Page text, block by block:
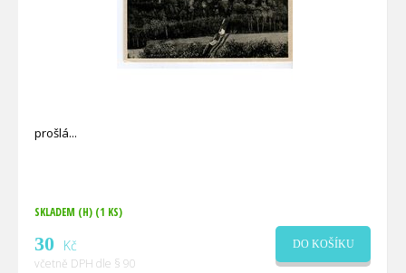
prošlá
SKLADEM (H) (1 KS)
30 Kč
včetně DPH dle § 90
DO KOŠÍKU